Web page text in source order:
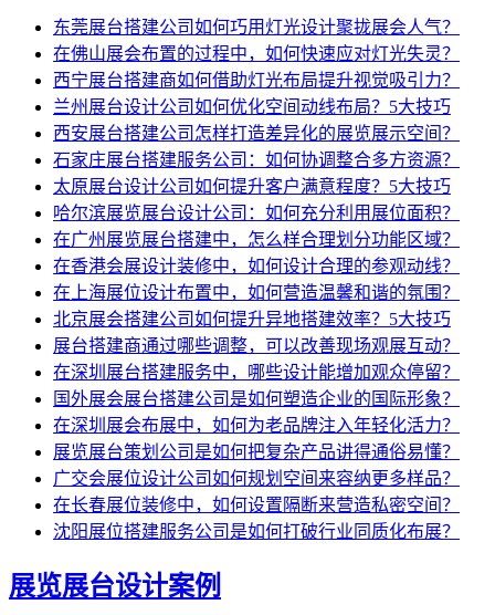
东莞展台搭建公司如何巧用灯光设计聚拢展会人气？
在佛山展会布置的过程中，如何快速应对灯光失灵？
西宁展台搭建商如何借助灯光布局提升视觉吸引力？
兰州展台设计公司如何优化空间动线布局？5大技巧
西安展台搭建公司怎样打造差异化的展览展示空间？
石家庄展台搭建服务公司：如何协调整合多方资源？
太原展台设计公司如何提升客户满意程度？5大技巧
哈尔滨展览展台设计公司：如何充分利用展位面积？
在广州展览展台搭建中，怎么样合理划分功能区域？
在香港会展设计装修中，如何设计合理的参观动线？
在上海展位设计布置中，如何营造温馨和谐的氛围？
北京展会搭建公司如何提升异地搭建效率？5大技巧
展台搭建商通过哪些调整，可以改善现场观展互动？
在深圳展台搭建服务中，哪些设计能增加观众停留？
国外展会展台搭建公司是如何塑造企业的国际形象？
在深圳展会布展中，如何为老品牌注入年轻化活力？
展览展台策划公司是如何把复杂产品讲得通俗易懂？
广交会展位设计公司如何规划空间来容纳更多样品？
在长春展位装修中，如何设置隔断来营造私密空间？
沈阳展位搭建服务公司是如何打破行业同质化布展？
展览展台设计案例